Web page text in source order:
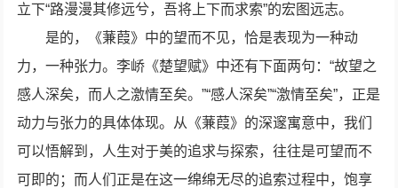
立下“路漫漫其修远兮，吾将上下而求索”的宏图远志。
是的，《蒹葭》中的望而不见，恰是表现为一种动
力，一种张力。李峤《楚望赋》中还有下面两句：“故望之
感人深矣，而人之激情至矣。”“感人深矣”“激情至矣”，正是
动力与张力的具体体现。从《蒹葭》的深邃寓意中，我们
可以悟解到，人生对于美的追求与探索，往往是可望而不
可即的；而人们正是在这一绵绵无尽的追索过程中，饱享